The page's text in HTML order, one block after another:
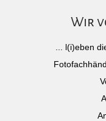
Wir
... l(i)eben